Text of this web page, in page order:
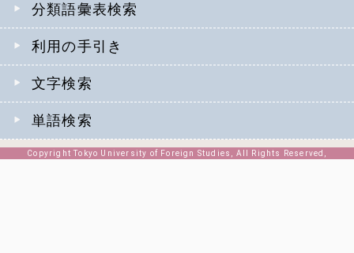
分類語彙表検索
利用の手引き
文字検索
単語検索
Copyright Tokyo University of Foreign Studies, All Rights Reserved,